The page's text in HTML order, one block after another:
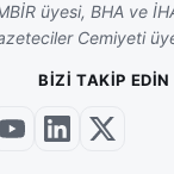
üyesi, BHA ve
Cemiyeti
BIZI TAKIP EDIN